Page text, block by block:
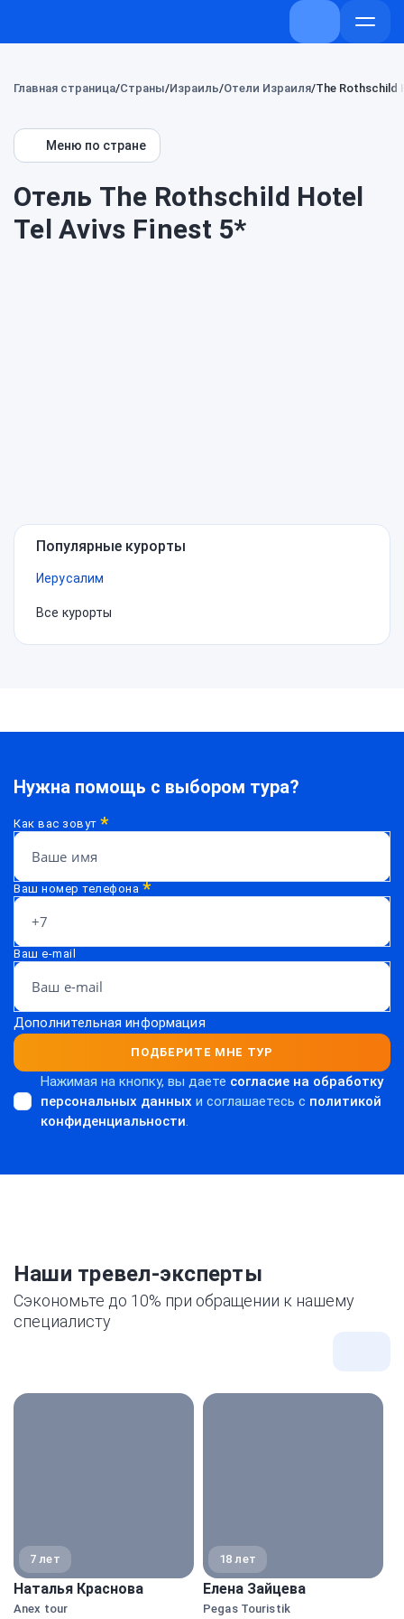
+7 (800) 707-
Главная страница Страны Израиль Отели Израиля The Rothschild
Меню по стране
Отель The Rothschild Hotel
Tel Avivs Finest 5*
Нужна
помощь?
Популярные курорты
Иерусалим
Все курорты
Нужна помощь с выбором тура?
Как вас зовут*
Ваш номер телефона *
Ваш e-mail
Дополнительная информация
ПОДБЕРИТЕ МНЕ ТУР
Нажимая на кнопку, вы даете согласие на обработку
персональных данных и соглашаетесь c политикой
конфиденциальности.
Наши тревел-эксперты
Сэкономьте до 10% при обращении к нашему
специалисту
7 лет
Наталья Краснова
Anex tour
18 лет
Елена Зайцева
Pegas Touristik